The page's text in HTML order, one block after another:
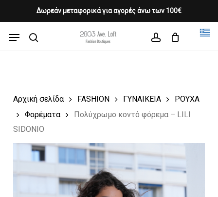
Δωρεάν μεταφορικά για αγορές άνω των 100€
content
Menu
Cart CLOSE
CART
Αρχική σελίδα FASHION ΓΥΝΑΙΚΕΙΑ
ΡΟΥΧΑ
Φορέματα
Πολύχρωμο κοντό φόρεμα – LILI
SIDONIO
Close